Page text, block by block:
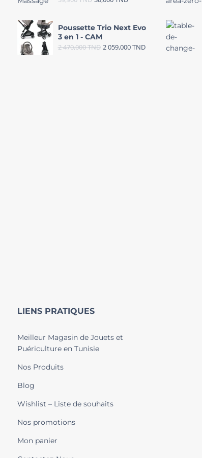
Poussette Trio Next Evo
3 en 1 - CAM
2 470,000TND 2 059,000TND
LIENS PRATIQUES
Meilleur Magasin de Jouets et
Puériculture en Tunisie
Nos Produits
Blog
Wishlist – Liste de souhaits
Nos promotions
Mon panier